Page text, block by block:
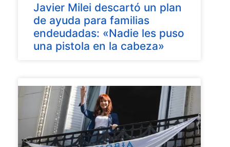
Javier Milei descartó un plan
de ayuda para familias
endeudadas: «Nadie les puso
una pistola en la cabeza»